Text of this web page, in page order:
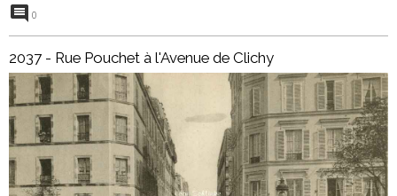
0
2037 - Rue Pouchet à l'Avenue de Clichy